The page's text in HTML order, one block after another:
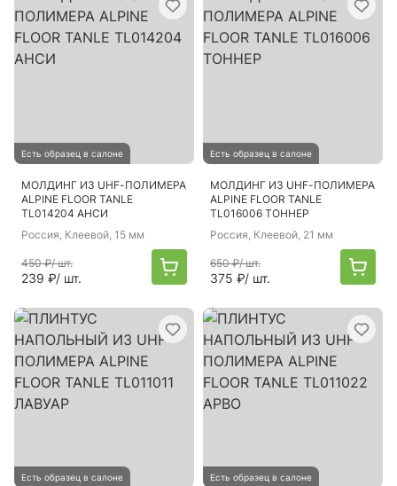
Есть образец в салоне
МОЛДИНГ ИЗ UHF-ПОЛИМЕРА
ALPINE FLOOR TANLE
TL014204 АНСИ
Россия, Клеевой, 15 мм
450 ₽/ шт.
239 ₽/ шт.
Есть образец в салоне
МОЛДИНГ ИЗ UHF-ПОЛИМЕРА
ALPINE FLOOR TANLE
TL016006 ТОННЕР
Россия, Клеевой, 21 мм
650 ₽/ шт.
375 ₽/ шт.
Есть образец в салоне Есть образец в салоне